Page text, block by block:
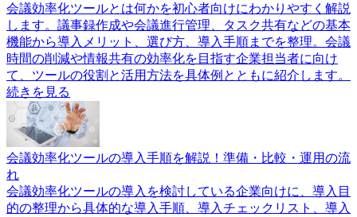
会議効率化ツールとは何かを初心者向けにわかりやすく解説
します。議事録作成や会議進行管理、タスク共有などの基本
機能から導入メリット、選び方、導入手順までを整理。会議
時間の削減や情報共有の効率化を目指す企業担当者に向け
て、ツールの役割と活用方法を具体例とともに紹介します。
続きを見る
会議効率化ツールの導入手順を解説！準備・比較・運用の流
れ
会議効率化ツールの導入を検討している企業向けに、導入目
的の整理から具体的な導入手順、導入チェックリスト、導入